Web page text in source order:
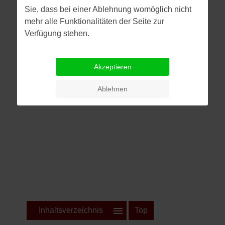
Inhaltsverzeichnis Top
Sie, dass bei einer Ablehnung womöglich nicht
mehr alle Funktionalitäten der Seite zur
Verfügung stehen.
Akzeptieren
Ablehnen